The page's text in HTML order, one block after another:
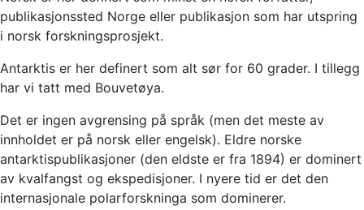
publikasjonssted Norge eller publikasjon som har utspring
i norsk forskningsprosjekt.
Antarktis er her definert som alt sør for 60 grader. I tillegg
har vi tatt med Bouvetøya.
Det er ingen avgrensing på språk (men det meste av
innholdet er på norsk eller engelsk). Eldre norske
antarktispublikasjoner (den eldste er fra 1894) er dominert
av kvalfangst og ekspedisjoner. I nyere tid er det den
internasjonale polarforskninga som dominerer.